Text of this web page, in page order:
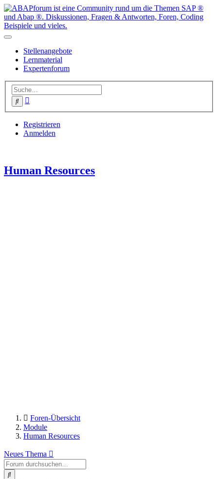
Stellenangebote
Lernmaterial
Expertenforum
Suche
Registrieren
Anmelden
Human Resources
Foren-Übersicht
Module
Human Resources
Neues Thema
Suche